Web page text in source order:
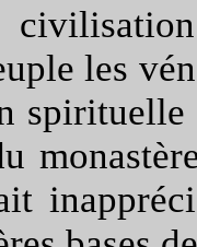
les
spirituelle